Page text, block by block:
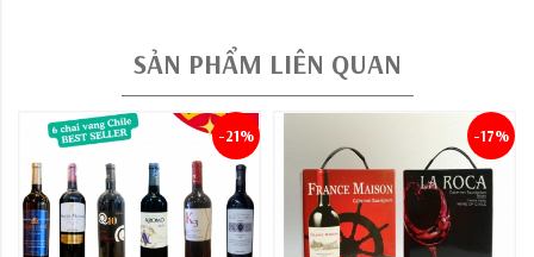
SẢN PHẨM LIÊN QUAN
-21% -17%